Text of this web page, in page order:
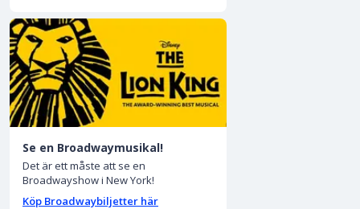
Se en Broadwaymusikal!
Det är ett måste att se en
Broadwayshow i New York!
Köp Broadwaybiljetter här